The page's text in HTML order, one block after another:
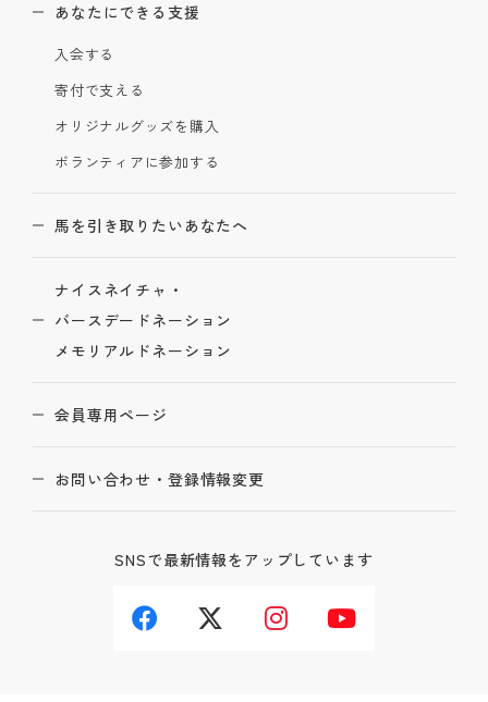
あなたにできる支援
入会する
寄付で支える
オリジナルグッズを購入
ボランティアに参加する
馬を引き取りたいあなたへ
ナイスネイチャ・
バースデードネーション
メモリアルドネーション
会員専用ページ
お問い合わせ・登録情報変更
SNSで最新情報をアップしています